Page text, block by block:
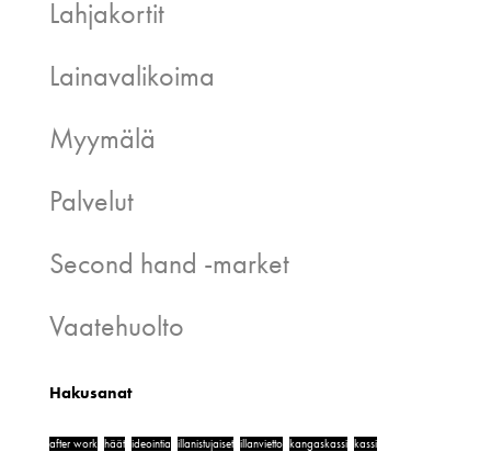
Lahjakortit
Lainavalikoima
Myymälä
Palvelut
Second hand -market
Vaatehuolto
Hakusanat
after work häät ideointia illanistujaiset illanvietto kangaskassi kassi